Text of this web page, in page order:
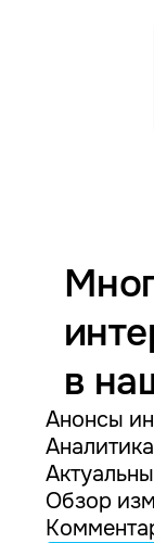
в
Анонсы
Обзор